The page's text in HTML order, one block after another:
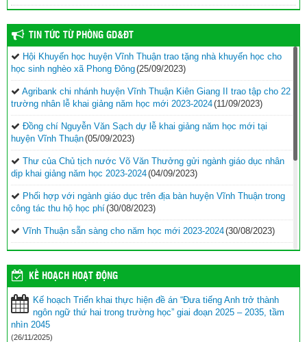
TIN TỨC TỪ PHÒNG GD&ĐT
Hội Khuyến học huyện Vĩnh Thuận trao tặng nhà khuyến học cho
học sinh nghèo xã Phong Đông(25/09/2023)
Agribank chi nhánh huyện Vĩnh Thuận Kiên Giang II trao tập cho 22
trường nhân lễ khai giảng năm học mới 2023-2024(11/09/2023)
Đồng chí Nguyễn Văn Sạch dự lễ khai giảng năm học mới tại
huyện Vĩnh Thuận(05/09/2023)
Thư của Chủ tịch nước Võ Văn Thưởng gửi ngành giáo dục nhân
dịp khai giảng năm học 2023-2024(04/09/2023)
Phối hợp với ngành giáo dục trên địa bàn huyện Vĩnh Thuận trong
công tác thu hộ học phí(30/08/2023)
Vĩnh Thuận sẵn sàng cho năm học mới 2023-2024(30/08/2023)
Tổng kết năm học 2022-2023 và triển khai phương hướng, nhiệm
vụ trọng tâm năm học 2023-2024(30/08/2023)
Trao 20 suất quà cho học sinh có hoàn cảnh khó khăn trước thềm
năm học mới (25/08/2023)
Toà án nhân dân tỉnh Kiên Giang tặng Quỹ khuyến học huyện Vĩnh
Thuận trước thềm năm học 2023-2024
KẾ HOẠCH HOẠT ĐỘNG
Kế hoạch Triển khai thực hiện đề án “Đưa tiếng Anh trở thành
ngôn ngữ thứ hai trong trường học” giai đoạn 2025 – 2035, tầm
nhìn 2045
(26/11/2025)